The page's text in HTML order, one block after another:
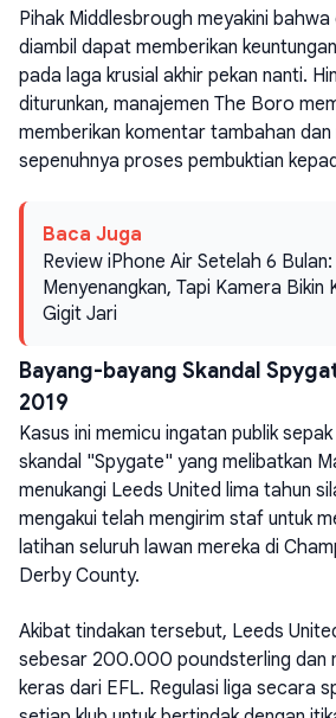
Pihak Middlesbrough meyakini
diambil dapat memberikan
pada laga krusial akhir pekan nanti.
diturunkan, manajemen The Boro
memberikan komentar tambahan dan
sepenuhnya proses pembuktian
Baca Juga
Review iPhone Air Setelah 6
Menyenangkan, Tapi Kamera
Gigit Jari
Bayang-bayang Skandal
2019
Kasus ini memicu ingatan publik
skandal "Spygate" yang melibatkan
menukangi Leeds United lima tahun
mengakui telah mengirim staf untuk
latihan seluruh lawan mereka di
Derby County.
Akibat tindakan tersebut, Leeds
sebesar 200.000 poundsterling dan
keras dari EFL. Regulasi liga secara